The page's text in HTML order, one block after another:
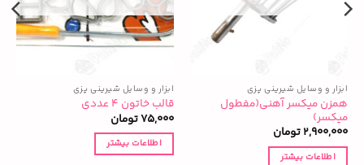
ابزار و وسایل شیرینی پزی
همزن میکسر آهنی(مفطول
میکسر)
2,900,000تومان
اطلاعات بیشتر
ابزار و وسایل شیرینی پزی
قالب خاتون ۴ عددی
75,000تومان
اطلاعات بیشتر